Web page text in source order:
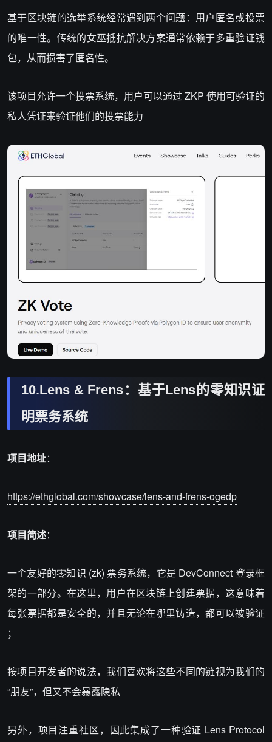
基于区块链的选举系统经常遇到两个问题：用户匿名或投票
的唯一性。传统的女巫抵抗解决方案通常依赖于多重验证钱
包，从而损害了匿名性。
该项目允许一个投票系统，用户可以通过 ZKP 使用可验证的
私人凭证来验证他们的投票能力
10.Lens & Frens：基于Lens的零知识证
明票务系统
项目地址：
https://ethglobal.com/showcase/lens-and-frens-ogedp
项目简述：
一个友好的零知识 (zk) 票务系统，它是 DevConnect 登录框
架的一部分。在这里，用户在区块链上创建票据，这意味着
每张票据都是安全的，并且无论在哪里铸造，都可以被验证
；
按项目开发者的说法，我们喜欢将这些不同的链视为我们的
“朋友”，但又不会暴露隐私
另外，项目注重社区，因此集成了一种验证 Lens Protocol